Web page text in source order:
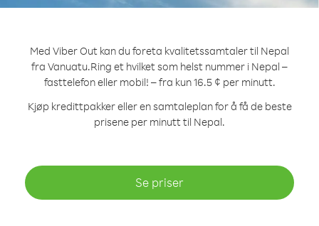
Med Viber Out kan du foreta kvalitetssamtaler til Nepal
fra Vanuatu.Ring et hvilket som helst nummer i Nepal –
fasttelefon eller mobil! – fra kun 16.5 ¢ per minutt.
Kjøp kredittpakker eller en samtaleplan for å få de beste
prisene per minutt til Nepal.
Se priser